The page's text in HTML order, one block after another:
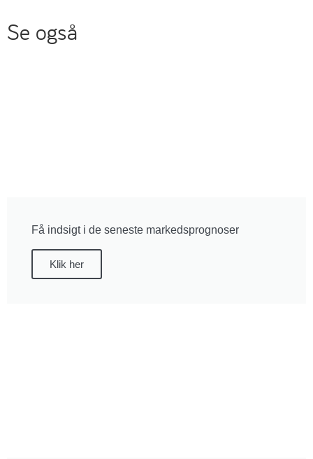
Se også
Få indsigt i de seneste markedsprognoser
Klik her